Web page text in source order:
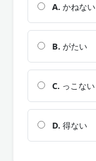
A. かねない
B. がたい
C. っこない
D. 得ない